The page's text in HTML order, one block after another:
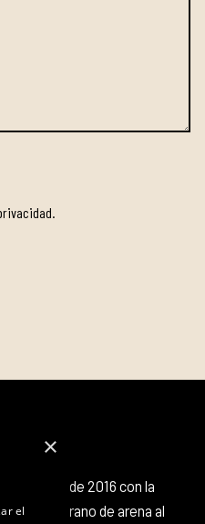
octubre de 2016 con la
grano de arena al
×
el